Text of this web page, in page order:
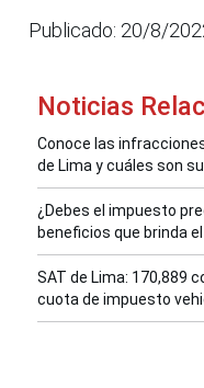
Publicado: 20/8/
Noticias
Conoce las
de Lima y cuáles son
¿Debes el impuesto
beneficios que brinda
SAT de Lima: 170,889
cuota de impuesto